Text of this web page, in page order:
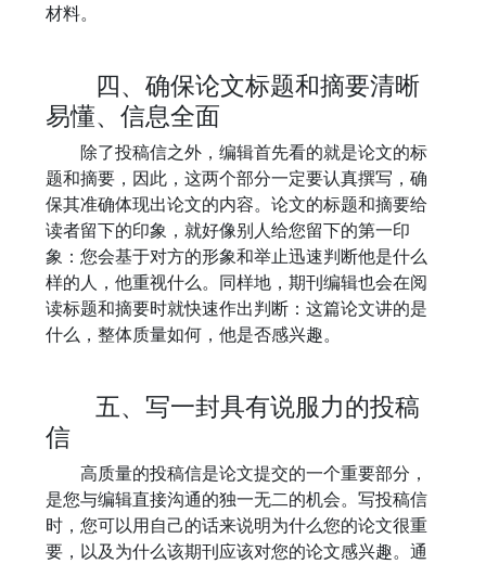
材料。
四、确保论文标题和摘要清晰
易懂、信息全面
除了投稿信之外，编辑首先看的就是论文的标
题和摘要，因此，这两个部分一定要认真撰写，确
保其准确体现出论文的内容。论文的标题和摘要给
读者留下的印象，就好像别人给您留下的第一印
象：您会基于对方的形象和举止迅速判断他是什么
样的人，他重视什么。同样地，期刊编辑也会在阅
读标题和摘要时就快速作出判断：这篇论文讲的是
什么，整体质量如何，他是否感兴趣。
五、写一封具有说服力的投稿
信
高质量的投稿信是论文提交的一个重要部分，
是您与编辑直接沟通的独一无二的机会。写投稿信
时，您可以用自己的话来说明为什么您的论文很重
要，以及为什么该期刊应该对您的论文感兴趣。通